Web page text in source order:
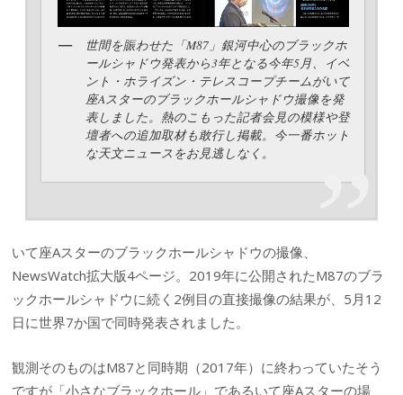
世間を賑わせた「M87」銀河中心のブラックホ
ールシャドウ発表から3年となる今年5月、イベ
ント・ホライズン・テレスコープチームがいて
座Aスターのブラックホールシャドウ撮像を発
表しました。熱のこもった記者会見の模様や登
壇者への追加取材も敢行し掲載。今一番ホット
な天文ニュースをお見逃しなく。
いて座Aスターのブラックホールシャドウの撮像、
NewsWatch拡大版4ページ。2019年に公開されたM87のブラ
ックホールシャドウに続く2例目の直接撮像の結果が、5月12
日に世界7か国で同時発表されました。
観測そのものはM87と同時期（2017年）に終わっていたそう
ですが「小さなブラックホール」であるいて座Aスターの場